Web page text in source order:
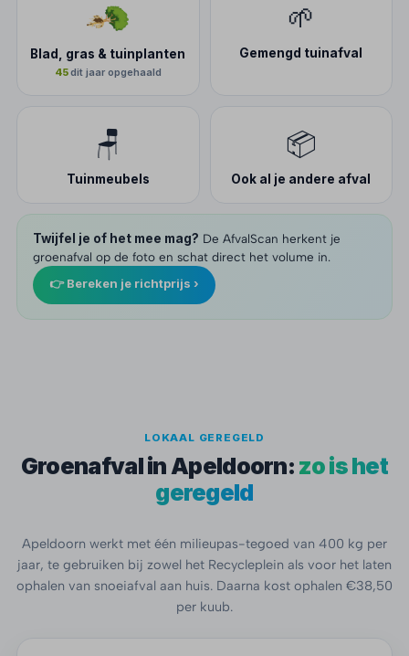
Blad, gras & tuinplanten
45dit jaar opgehaald
🌱
Gemengd tuinafval
🪑
Tuinmeubels
📦
Ook al je andere afval
Twijfel je of het mee mag? De AfvalScan herkent je
groenafval op de foto en schat direct het volume in.
👉 Bereken je richtprijs ›
LOKAAL GEREGELD
Groenafval in Apeldoorn: zo is het
geregeld
Apeldoorn werkt met één milieupas-tegoed van 400 kg per
jaar, te gebruiken bij zowel het Recycleplein als voor het laten
ophalen van snoeiafval aan huis. Daarna kost ophalen €38,50
per kuub.